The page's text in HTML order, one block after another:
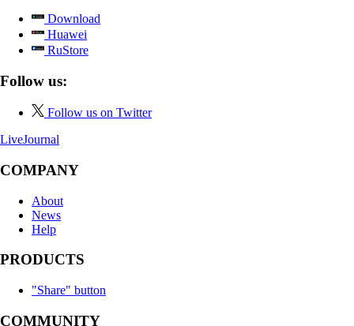
Download
Huawei
RuStore
Follow us:
Follow us on Twitter
LiveJournal
COMPANY
About
News
Help
PRODUCTS
"Share" button
COMMUNITY